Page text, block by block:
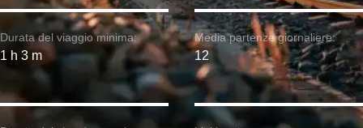
Durata del viaggio minima:
1 h 3 m
Media partenze giornaliere:
12